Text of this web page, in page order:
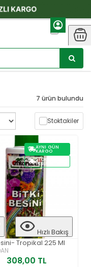
7 ürün bulundu
Stoktakiler
AYNI GÜN
KARGO
STOKTAN
TESLIM
Hızlı Bakış
Tropikal 225 Ml
308,00 TL